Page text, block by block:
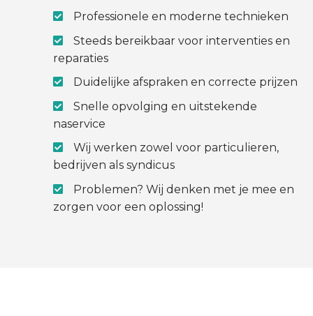
Professionele en moderne technieken
Steeds bereikbaar voor interventies en
reparaties
Duidelijke afspraken en correcte prijzen
Snelle opvolging en uitstekende
naservice
Wij werken zowel voor particulieren,
bedrijven als syndicus
Problemen? Wij denken met je mee en
zorgen voor een oplossing!